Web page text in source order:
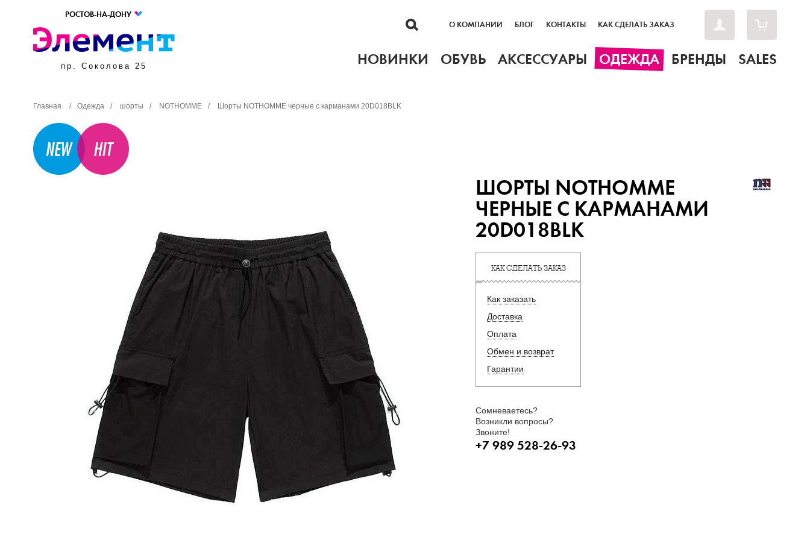
РОСТОВ-НА-ДОНУ
пр. Соколова 25
О КОМПАНИИ БЛОГ КОНТАКТЫ КАК СДЕЛАТЬ ЗАКАЗ
НОВИНКИ ОБУВЬ АКСЕССУАРЫ ОДЕЖДА БРЕНДЫ SALES
Главная / Одежда / шорты / NOTHOMME / Шорты NOTHOMME черные с карманами 20D018BLK
ШОРТЫ NOTHOMME
ЧЕРНЫЕ С КАРМАНАМИ
20D018BLK
КАК СДЕЛАТЬ ЗАКАЗ
Как заказать
Доставка
Оплата
Обмен и возврат
Гарантии
Сомневаетесь?
Возникли вопросы?
Звоните!
+7 989 528-26-93